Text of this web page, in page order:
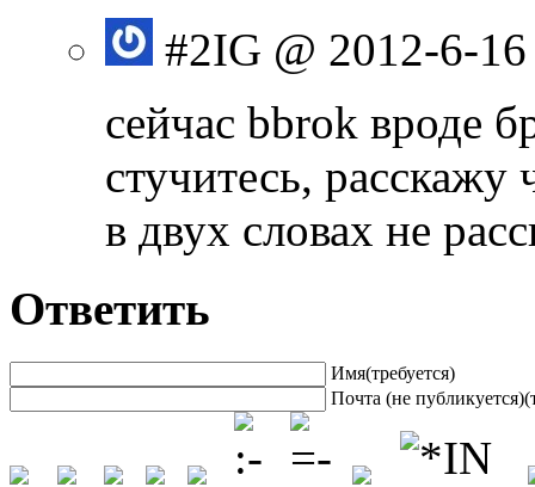
#2IG @ 2012-6-
сейчас bbrok вроде
стучитесь,
в двух словах не
Ответить
Имя(требуется)
Почта (не